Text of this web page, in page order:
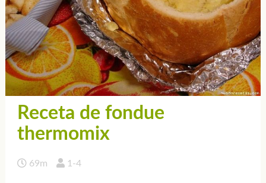
Receta de fondue
thermomix
69m 1-4